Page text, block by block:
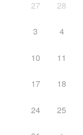
27
28
3 4
10 11
17 18
24 25